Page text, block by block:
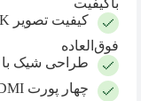
فوق‌العاده
طراحی شیک با
چهار پورت HDMI